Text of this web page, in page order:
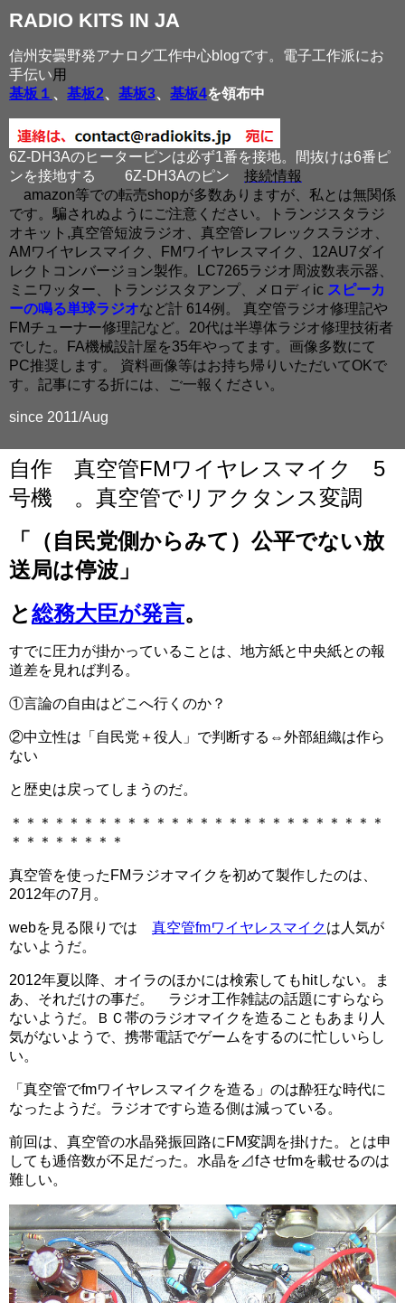
RADIO KITS IN JA
信州安曇野発アナログ工作中心blogです。電子工作派にお
手伝い用
基板１ 、 基板2、 基板3、 基板4を領布中
6Z-DH3Aのヒーターピンは必ず1番を接地。間抜けは6番ピ
ンを接地する
6Z-DH3Aのピン 接続情報
amazon等での転売shopが多数ありますが、私とは無関係
です。騙されぬようにご注意ください。トランジスタラジ
オキット,真空管短波ラジオ、真空管レフレックスラジオ、
AMワイヤレスマイク、FMワイヤレスマイク、12AU7ダイ
レクトコンバージョン製作。LC7265ラジオ周波数表示器、
ミニワッター、トランジスタアンプ、メロディic スピーカ
ーの鳴る単球ラジオなど計 614例。 真空管ラジオ修理記や
FMチューナー修理記など。20代は半導体ラジオ修理技術者
でした。FA機械設計屋を35年やってます。画像多数にて
PC推奨します。 資料画像等はお持ち帰りいただいてOKで
す。記事にする折には、ご一報ください。
since 2011/Aug
自作 真空管FMワイヤレスマイク 5
号機 。真空管でリアクタンス変調
「（自民党側からみて）公平でない放
送局は停波」
と総務大臣が発言。
すでに圧力が掛かっていることは、地方紙と中央紙との報
道差を見れば判る。
①言論の自由はどこへ行くのか？
②中立性は「自民党＋役人」で判断する⇔外部組織は作ら
ない
と歴史は戻ってしまうのだ。
＊＊＊＊＊＊＊＊＊＊＊＊＊＊＊＊＊＊＊＊＊＊＊＊＊＊
＊＊＊＊＊＊＊＊
真空管を使ったFMラジオマイクを初めて製作したのは、
2012年の7月。
webを見る限りでは 真空管fmワイヤレスマイクは人気が
ないようだ。
2012年夏以降、オイラのほかには検索してもhitしない。ま
あ、それだけの事だ。 ラジオ工作雑誌の話題にすらなら
ないようだ。ＢＣ帯のラジオマイクを造ることもあまり人
気がないようで、携帯電話でゲームをするのに忙しいらし
い。
「真空管でfmワイヤレスマイクを造る」のは酔狂な時代に
なったようだ。ラジオですら造る側は減っている。
前回は、真空管の水晶発振回路にFM変調を掛けた。とは申
しても逓倍数が不足だった。水晶を⊿fさせfmを載せるのは
難しい。